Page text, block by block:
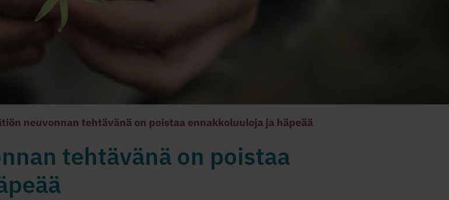
neuvonnan tehtävänä on poistaa ennakkoluuloja ja häpeää
tehtävänä on poistaa